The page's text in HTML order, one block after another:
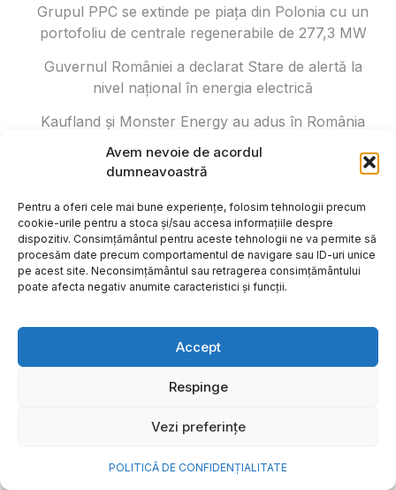
Avem nevoie de acordul
dumneavoastră
Pentru a oferi cele mai bune experiențe, folosim tehnologii precum
cookie-urile pentru a stoca și/sau accesa informațiile despre
dispozitiv. Consimțământul pentru aceste tehnologii ne va permite să
procesăm date precum comportamentul de navigare sau ID-uri unice
pe acest site. Neconsimțământul sau retragerea consimțământului
poate afecta negativ anumite caracteristici și funcții.
Accept
Respinge
Vezi preferințe
POLITICĂ DE CONFIDENȚIALITATE
Grupul PPC se extinde pe piața din Polonia cu un
portofoliu de centrale regenerabile de 277,3 MW
Guvernul României a declarat Stare de alertă la
nivel național în energia electrică
Kaufland și Monster Energy au adus în România
Lando Norris. Unde și până când poate fi văzut
200 de studenți cu media 10 în sesiunea de vară
vor primi abonamente General Access gratuite la
UNTOLD ONE
Xiaomi lansează seria Xiaomi SkyNomad: un SUV